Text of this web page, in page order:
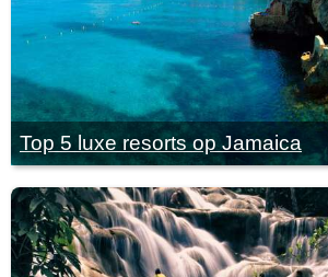
Top 5 luxe resorts op Jamaica